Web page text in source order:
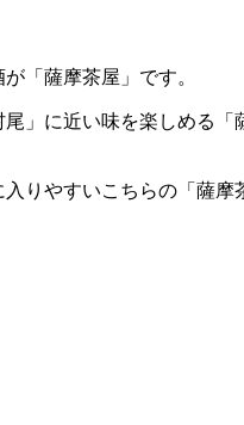
「薩摩茶屋」です。
」に近い味を楽しめる
りやすいこちらの「薩摩